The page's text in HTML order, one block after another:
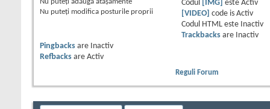
Nu puteţi adăuga ataşamente
Nu puteţi modifica posturile proprii
Codul
[IMG] este Activ
[VIDEO]
code is Activ
Codul HTML este
Inactiv
Trackbacksare
Inactiv
Pingbacks are
Inactiv
Refbacks are Activ
Reguli Forum